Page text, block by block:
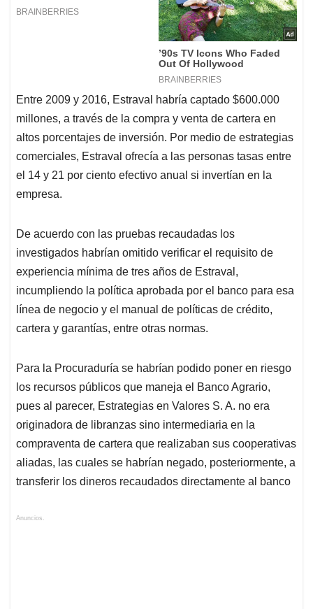
Entre 2009 y 2016, Estraval habría captado $600.000
millones, a través de la compra y venta de cartera en
altos porcentajes de inversión. Por medio de estrategias
comerciales, Estraval ofrecía a las personas tasas entre
el 14 y 21 por ciento efectivo anual si invertían en la
empresa.
De acuerdo con las pruebas recaudadas los
investigados habrían omitido verificar el requisito de
experiencia mínima de tres años de Estraval,
incumpliendo la política aprobada por el banco para esa
línea de negocio y el manual de políticas de crédito,
cartera y garantías, entre otras normas.
Para la Procuraduría se habrían podido poner en riesgo
los recursos públicos que maneja el Banco Agrario,
pues al parecer, Estrategias en Valores S. A. no era
originadora de libranzas sino intermediaria en la
compraventa de cartera que realizaban sus cooperativas
aliadas, las cuales se habrían negado, posteriormente, a
transferir los dineros recaudados directamente al banco
Anuncios.